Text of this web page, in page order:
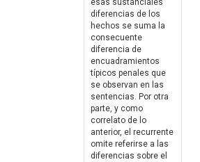
esas sustanciales
diferencias de los
hechos se suma la
consecuente
diferencia de
encuadramientos
típicos penales que
se observan en las
sentencias. Por otra
parte, y como
correlato de lo
anterior, el recurrente
omite referirse a las
diferencias sobre el